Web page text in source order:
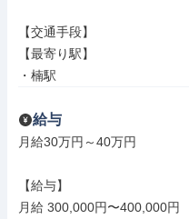
【交通手段】
【最寄り駅】
・楠駅
給与
月給30万円～40万円
【給与】
月給 300,000円〜400,000円